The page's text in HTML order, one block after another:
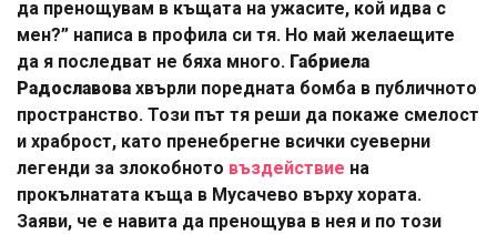
да пренощувам в къщата на ужасите, кой идва с
мен?” написа в профила си тя. Но май желаещите
да я последват не бяха много. Габриела
Радославова хвърли поредната бомба в публичното
пространство. Този път тя реши да покаже смелост
и храброст, като пренебрегне всички суеверни
легенди за злокобното въздействие на
прокълнатата къща в Мусачево върху хората.
Заяви, че е навита да пренощува в нея и по този